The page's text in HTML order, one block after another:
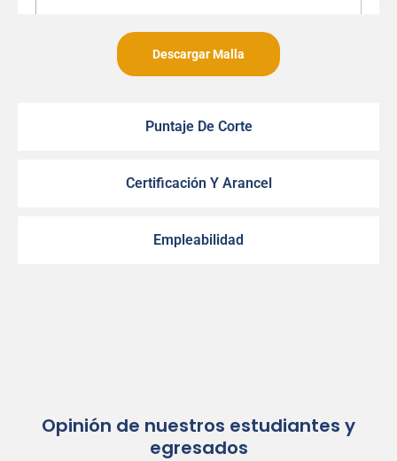
Puntaje De Corte
Certificación Y Arancel
Empleabilidad
Descargar Malla
Opinión de nuestros estudiantes y
egresados